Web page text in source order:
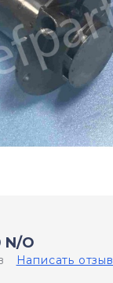
N/O
Написать отзыв